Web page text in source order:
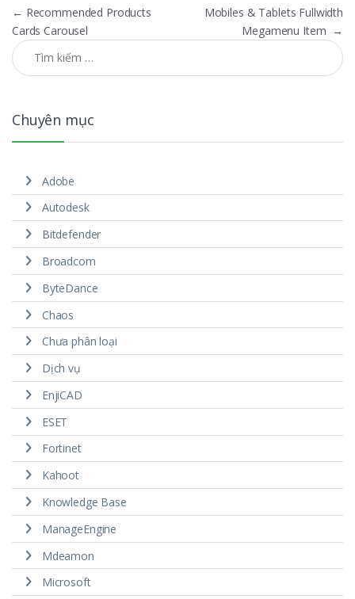
Điều hướng bài viết
← Recommended Products
Cards Carousel
Mobiles & Tablets Fullwidth
Megamenu Item →
Tìm kiếm cho:
Chuyên mục
Adobe
Autodesk
Bitdefender
Broadcom
ByteDance
Chaos
Chưa phân loại
Dịch vụ
EnjiCAD
ESET
Fortinet
Kahoot
Knowledge Base
ManageEngine
Mdeamon
Microsoft